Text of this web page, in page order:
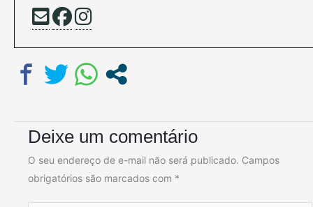
Deixe um comentário
O seu endereço de e-mail não será publicado. Campos
obrigatórios são marcados com *